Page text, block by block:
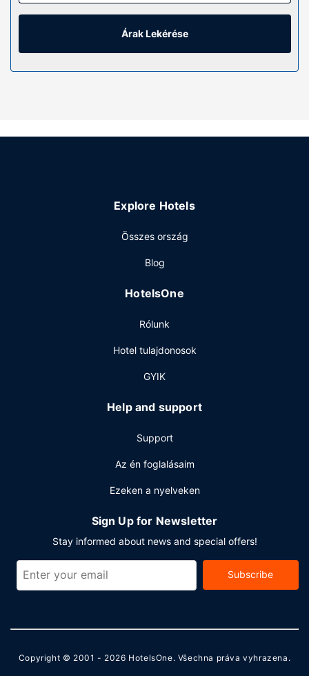
Ez a nemdohányzó víkendház a következőt kínálja:
ingyenes parkolási lehetőség a közelben.
Az autóval érkező vendégek számára ingyenes egyéni
Árak Lekérése
Explore Hotels
Összes ország
Blog
HotelsOne
Rólunk
Hotel tulajdonosok
GYIK
Help and support
Support
Az én foglalásaim
Ezeken a nyelveken
Sign Up for Newsletter
Stay informed about news and special offers!
Subscribe
Copyright © 2001 - 2026 HotelsOne. Všechna práva vyhrazena.